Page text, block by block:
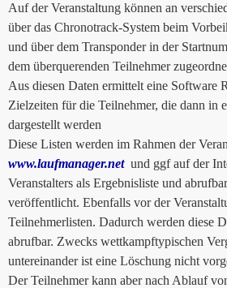
Auf der Veranstaltung können an
über das Chronotrack-System beim
und über dem Transponder in der
dem überquerenden Teilnehmer
Aus diesen Daten ermittelt eine Software
Zielzeiten für die Teilnehmer, die dann in
dargestellt werden
Diese Listen werden im Rahmen der
www.laufmanager.netund ggf auf der
Veranstalters als Ergebnisliste und
veröffentlicht. Ebenfalls vor der
Teilnehmerlisten. Dadurch werden diese
abrufbar. Zwecks wettkampftypischen
untereinander ist eine Löschung nicht
Der Teilnehmer kann aber nach Ablauf